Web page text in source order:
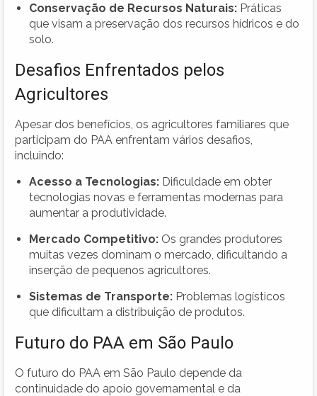
Conservação de Recursos Naturais: Práticas
que visam a preservação dos recursos hídricos e do
solo.
Desafios Enfrentados pelos
Agricultores
Apesar dos benefícios, os agricultores familiares que
participam do PAA enfrentam vários desafios,
incluindo:
Acesso a Tecnologias: Dificuldade em obter
tecnologias novas e ferramentas modernas para
aumentar a produtividade.
Mercado Competitivo: Os grandes produtores
muitas vezes dominam o mercado, dificultando a
inserção de pequenos agricultores.
Sistemas de Transporte: Problemas logísticos
que dificultam a distribuição de produtos.
Futuro do PAA em São Paulo
O futuro do PAA em São Paulo depende da
continuidade do apoio governamental e da